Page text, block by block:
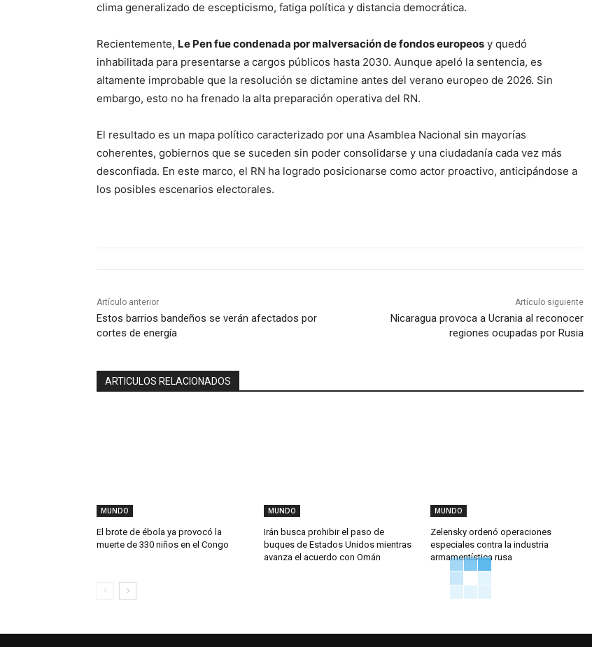
clima generalizado de escepticismo, fatiga política y distancia democrática.
Recientemente, Le Pen fue condenada por malversación de fondos europeos y quedó
inhabilitada para presentarse a cargos públicos hasta 2030. Aunque apeló la sentencia, es
altamente improbable que la resolución se dictamine antes del verano europeo de 2026. Sin
embargo, esto no ha frenado la alta preparación operativa del RN.
El resultado es un mapa político caracterizado por una Asamblea Nacional sin mayorías
coherentes, gobiernos que se suceden sin poder consolidarse y una ciudadanía cada vez más
desconfiada. En este marco, el RN ha logrado posicionarse como actor proactivo, anticipándose a
los posibles escenarios electorales.
Artículo anterior
Estos barrios bandeños se verán afectados por
cortes de energía
Artículo siguiente
Nicaragua provoca a Ucrania al reconocer
regiones ocupadas por Rusia
ARTICULOS RELACIONADOS
MUNDO
El brote de ébola ya provocó la
muerte de 330 niños en el Congo
MUNDO
Irán busca prohibir el paso de
buques de Estados Unidos mientras
avanza el acuerdo con Omán
MUNDO
Zelensky ordenó operaciones
especiales contra la industria
armamentística rusa